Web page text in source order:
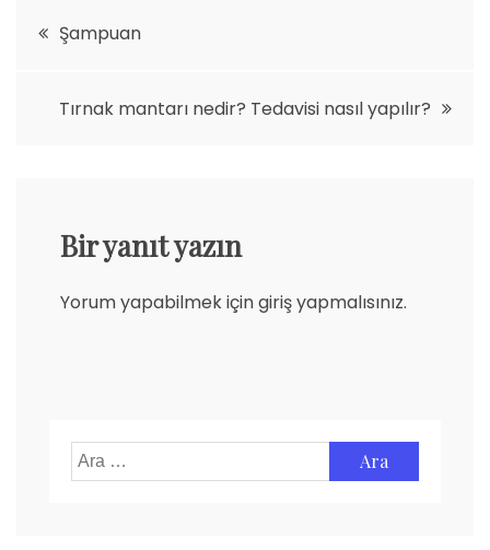
YazıŞampuan
Tırnak mantarı nedir? Tedavisi nasıl yapılır?
Bir yanıt yazın
Yorum yapabilmek içingiriş yapmalısınız.
Arama: